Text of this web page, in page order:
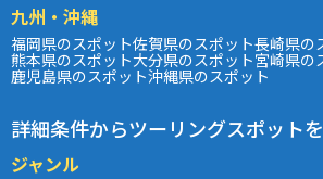
九州・沖縄
福岡県のスポット佐賀県のスポット長崎県の
熊本県のスポット大分県のスポット宮崎県の
鹿児島県のスポット沖縄県のスポット
詳細条件からツーリングスポット
ジャンル